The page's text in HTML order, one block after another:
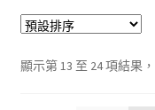
帳號與課程管理
顯示第 13 至 24 項結果